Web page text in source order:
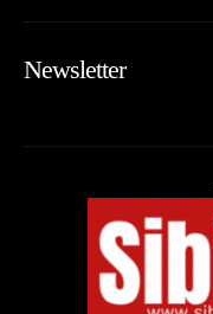
Newsletter